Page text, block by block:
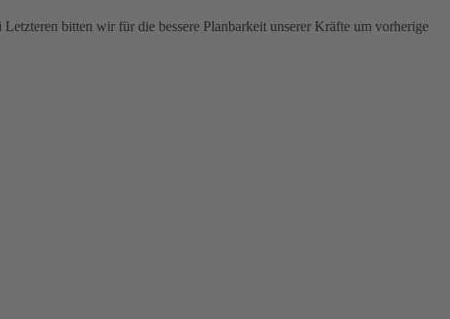
bitten wir für die bessere Planbarkeit unserer Kräfte um vorherige